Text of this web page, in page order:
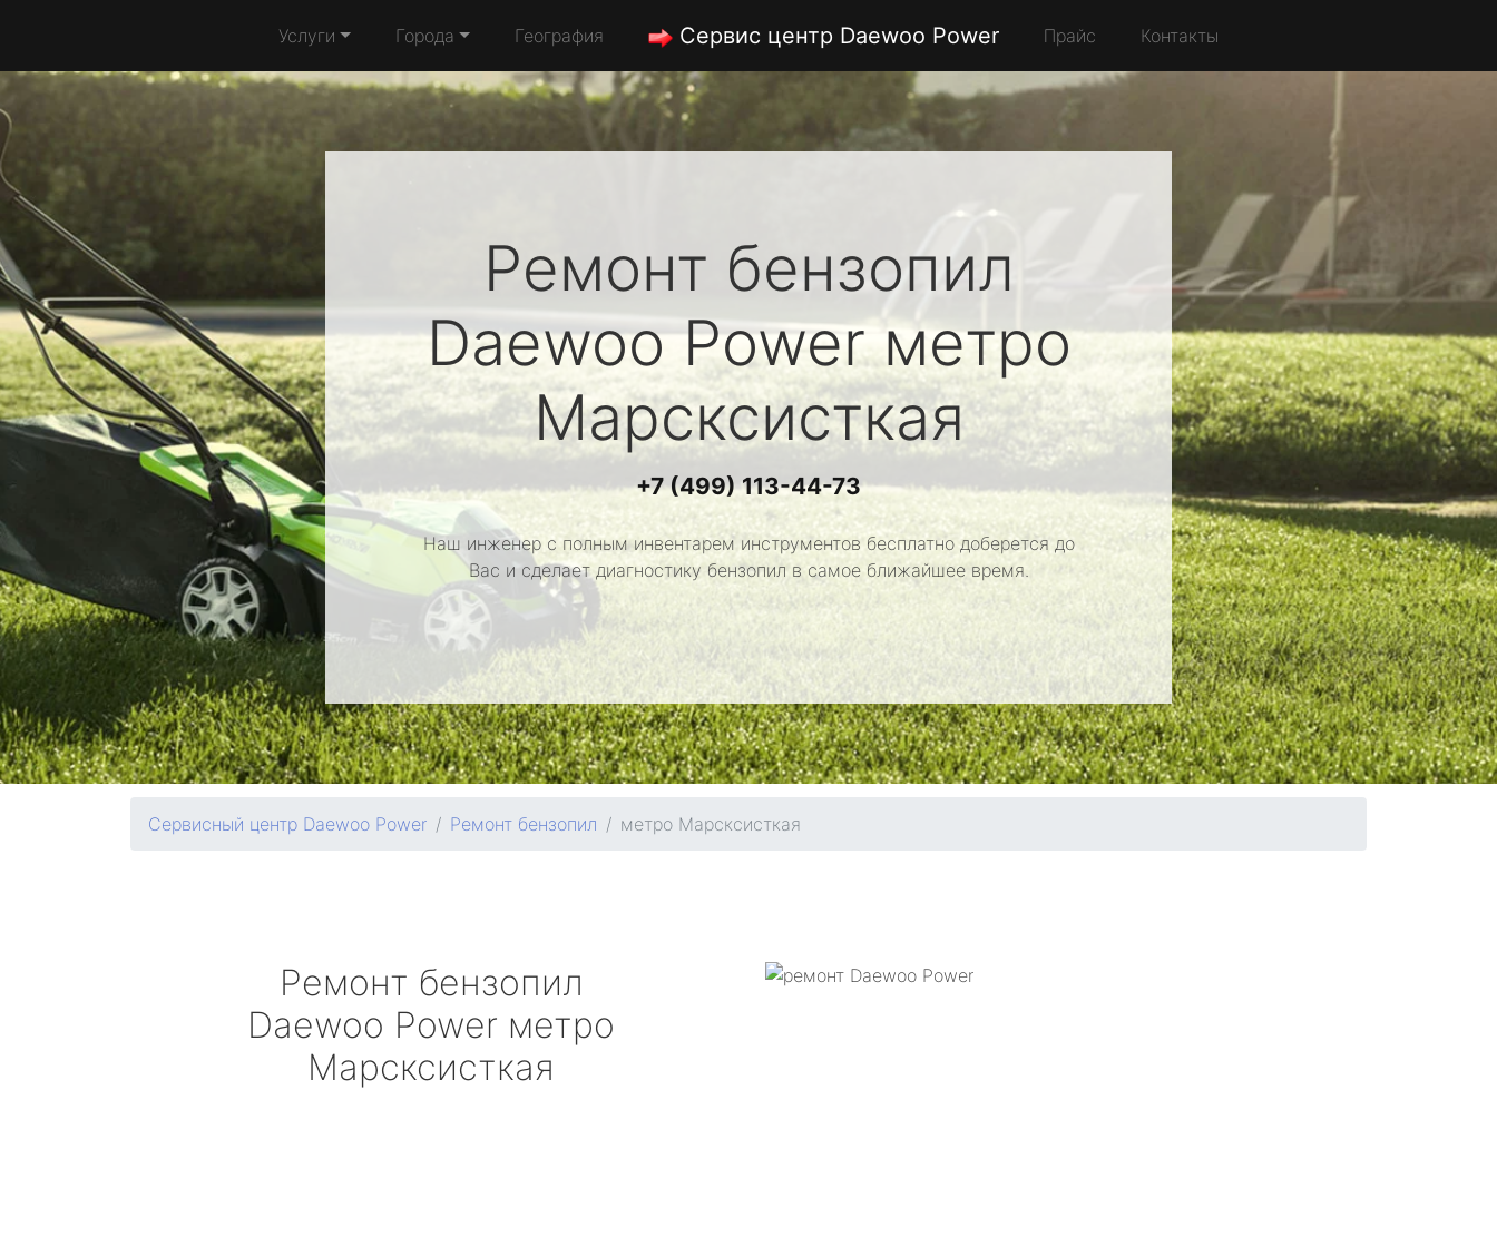
Услуги Города География Сервис центр Daewoo Power Прайс Контакты
Ремонт бензопил
Daewoo Powerметро
Марсксисткая
+7 (499) 113-44-73
Наш инженер с полным инвентарем инструментов бесплатно доберется до
Вас и сделает диагностику бензопил в самое ближайшее время.
Сервисный центр Daewoo Power Ремонт бензопил метро Марсксисткая
Ремонт бензопил
Daewoo Power метро
Марсксисткая